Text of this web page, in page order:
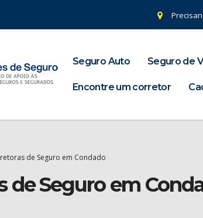
Seguro Auto Seguro de
Encontre um corretor
de Seguro em Condado
de Seguro em